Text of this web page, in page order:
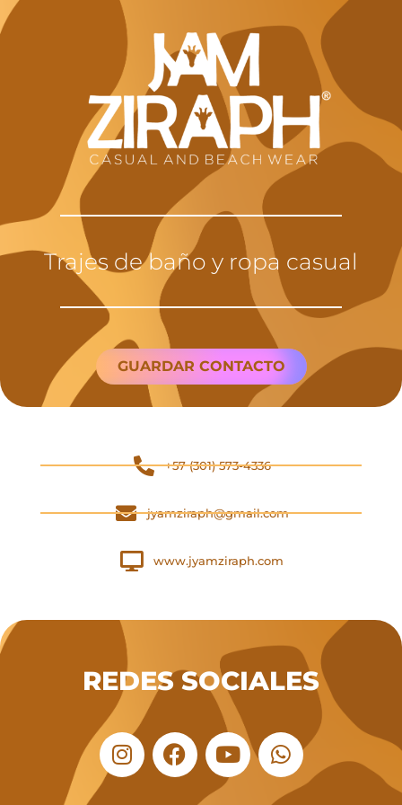
Trajes de baño y ropa casual
GUARDAR CONTACTO
‪+57 (301) 573-4336
jyamziraph@gmail.com
www.jyamziraph.com
REDES SOCIALES